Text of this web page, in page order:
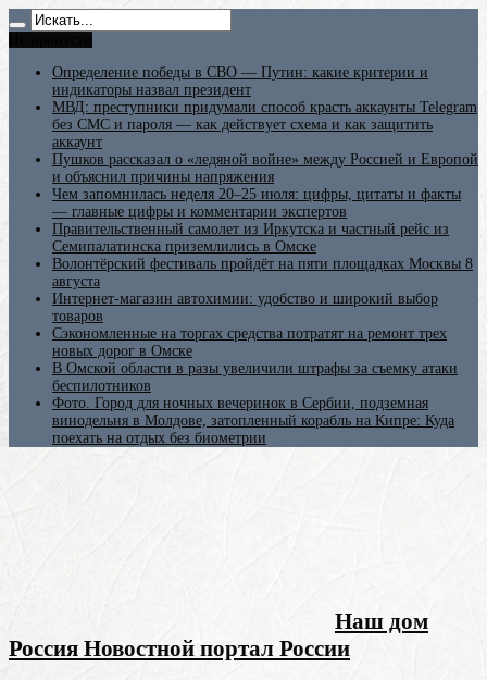
Определение победы в СВО — Путин: какие критерии и
индикаторы назвал президент
МВД: преступники придумали способ красть аккаунты Telegram
без СМС и пароля — как действует схема и как защитить
аккаунт
Пушков рассказал о «ледяной войне» между Россией и Европой
и объяснил причины напряжения
Чем запомнилась неделя 20–25 июля: цифры, цитаты и факты
— главные цифры и комментарии экспертов
Правительственный самолет из Иркутска и частный рейс из
Семипалатинска приземлились в Омске
Волонтёрский фестиваль пройдёт на пяти площадках Москвы 8
августа
Интернет-магазин автохимии: удобство и широкий выбор
товаров
Сэкономленные на торгах средства потратят на ремонт трех
новых дорог в Омске
В Омской области в разы увеличили штрафы за съемку атаки
беспилотников
Фото. Город для ночных вечеринок в Сербии, подземная
винодельня в Молдове, затопленный корабль на Кипре: Куда
поехать на отдых без биометрии
Наш дом
Россия Новостной портал России